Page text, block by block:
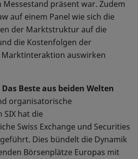
Messestand präsent war. Zudem
auf einem Panel wie sich die
der Marktstruktur auf die
die Kostenfolgen der
auswirken
Beste aus beiden Welten
organisatorische
SIX hat die
Swiss Exchange und Securities
Dies bündelt die Dynamik
Börsenplätze Europas mit